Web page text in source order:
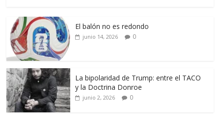
El balón no es redondo
junio 14, 2026 0
La bipolaridad de Trump: entre el TACO
y la Doctrina Donroe
junio 2, 2026 0